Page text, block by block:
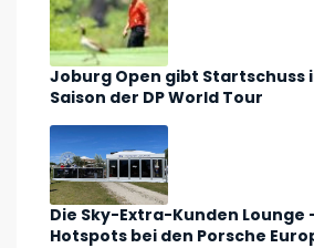
Joburg Open gibt Startschuss
Saison der DP World Tour
Die Sky-Extra-Kunden Lounge
Hotspots bei den Porsche